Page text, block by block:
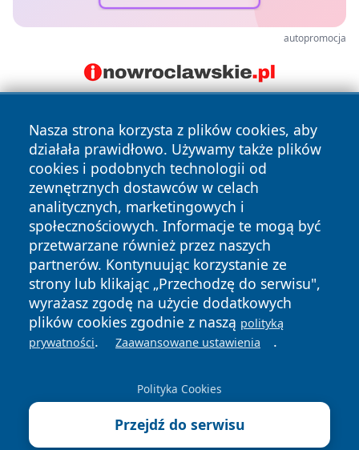
autopromocja
Nasza strona korzysta z plików cookies, aby
działała prawidłowo. Używamy także plików
cookies i podobnych technologii od
zewnętrznych dostawców w celach
analitycznych, marketingowych i
społecznościowych. Informacje te mogą być
przetwarzane również przez naszych
partnerów. Kontynuując korzystanie ze
strony lub klikając „Przechodzę do serwisu",
wyrażasz zgodę na użycie dodatkowych
plików cookies zgodnie z naszą polityką
prywatności. Zaawansowane ustawienia .
Polityka Cookies
Przejdź do serwisu
Copyright © 2026 wrotazabrza.pl Wszystkie prawa
zastrzeżone.
News Autorzy
Polityka
Prywatności
Polityka
Cookies